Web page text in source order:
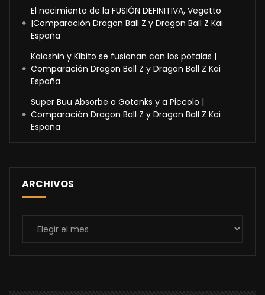
El nacimiento de la FUSIÓN DEFINITIVA, Vegetto
|Comparación Dragon Ball Z y Dragon Ball Z Kai
España
Kaioshin y Kibito se fusionan con los potalas |
Comparación Dragon Ball Z y Dragon Ball Z Kai
España
Super Buu Absorbe a Gotenks y a Piccolo |
Comparación Dragon Ball Z y Dragon Ball Z Kai
España
ARCHIVOS
Archivos